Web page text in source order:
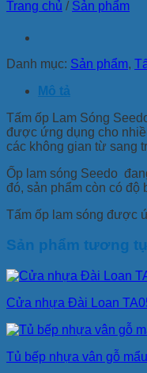
Trang chủ / Sản phẩm
Danh mục: Sản phẩm,
Mô tả
Tấm ốp Lam Sóng
được ứng dụng cho
các không gian từ sang
Ốp lam sóng Seedo
đó, sản phẩm còn có độ
Tấm ốp lam sóng được
Sản phẩm tương
Cửa nhựa Đài Loan
Tủ bếp nhựa vân gỗ